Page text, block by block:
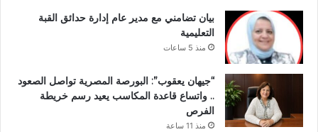
بيان تضامني مع مدير عام إدارة حدائق القبة
التعليمية
منذ 5 ساعات
“جيهان يعقوب”: البورصة المصرية تواصل الصعود
.. واتساع قاعدة المكاسب يعيد رسم خريطة
الفرص
منذ 11 ساعة